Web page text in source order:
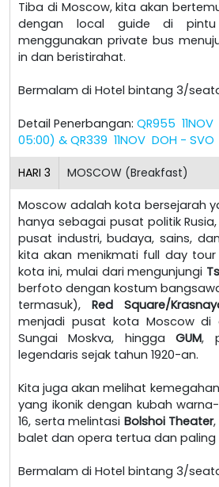
Tiba di Moscow, kita akan
dengan local guide di pintu
menggunakan private bus
in dan beristirahat.
Bermalam di Hotel bintang 3/
Detail Penerbangan: QR955
05:00) & QR339 11NOV DOH -
HARI 3 MOSCOW (Breakfast)
Moscow adalah kota bersejarah
hanya sebagai pusat politik
pusat industri, budaya, sains,
kita akan menikmati full day tour
kota ini, mulai dari mengunjungi
berfoto dengan kostum
termasuk), Red Square/
menjadi pusat kota Moscow di
Sungai Moskva, hinggaGUM,
legendaris sejak tahun 1920-an.
Kita juga akan melihat kemegahan
yang ikonik dengan kubah
16, serta melintasi Bolshoi Theater
balet dan opera tertua dan paling
Bermalam di Hotel bintang 3/